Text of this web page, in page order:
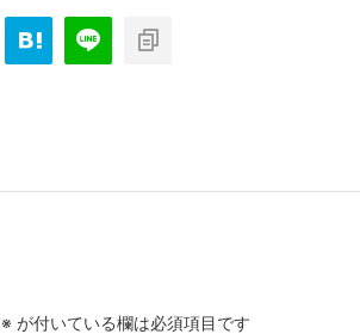
※ が付いている欄は必須項目です